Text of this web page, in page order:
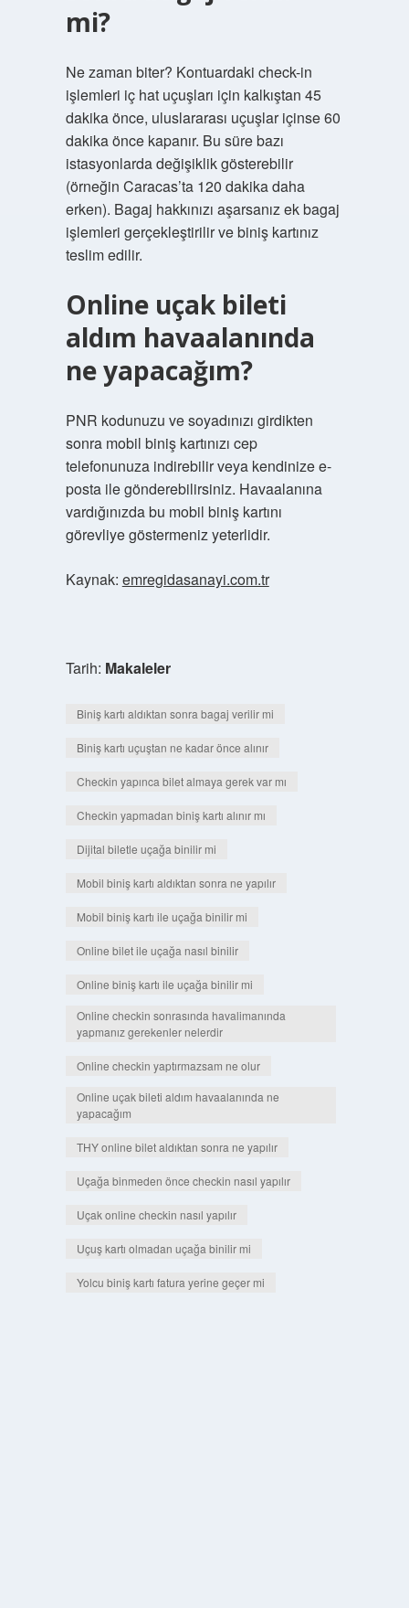
mi?
Ne zaman biter? Kontuardaki check-in
işlemleri iç hat uçuşları için kalkıştan 45
dakika önce, uluslararası uçuşlar içinse 60
dakika önce kapanır. Bu süre bazı
istasyonlarda değişiklik gösterebilir
(örneğin Caracas’ta 120 dakika daha
erken). Bagaj hakkınızı aşarsanız ek bagaj
işlemleri gerçekleştirilir ve biniş kartınız
teslim edilir.
Online uçak bileti
aldım havaalanında
ne yapacağım?
PNR kodunuzu ve soyadınızı girdikten
sonra mobil biniş kartınızı cep
telefonunuza indirebilir veya kendinize e-
posta ile gönderebilirsiniz. Havaalanına
vardığınızda bu mobil biniş kartını
görevliye göstermeniz yeterlidir.
Kaynak: emregidasanayi.com.tr
Tarih: Makaleler
Biniş kartı aldıktan sonra bagaj verilir mi
Biniş kartı uçuştan ne kadar önce alınır
Checkin yapınca bilet almaya gerek var mı
Checkin yapmadan biniş kartı alınır mı
Dijital biletle uçağa binilir mi
Mobil biniş kartı aldıktan sonra ne yapılır
Mobil biniş kartı ile uçağa binilir mi
Online bilet ile uçağa nasıl binilir
Online biniş kartı ile uçağa binilir mi
Online checkin sonrasında havalimanında
yapmanız gerekenler nelerdir
Online checkin yaptırmazsam ne olur
Online uçak bileti aldım havaalanında ne
yapacağım
THY online bilet aldıktan sonra ne yapılır
Uçağa binmeden önce checkin nasıl yapılır
Uçak online checkin nasıl yapılır
Uçuş kartı olmadan uçağa binilir mi
Yolcu biniş kartı fatura yerine geçer mi